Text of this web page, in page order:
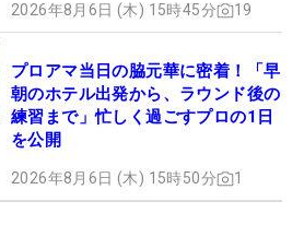
2026年8月6日 (木) 15時45分 19
プロアマ当日の脇元華に密着！「早
朝のホテル出発から、ラウンド後の
練習まで」忙しく過ごすプロの1日
を公開
2026年8月6日 (木) 15時50分 1